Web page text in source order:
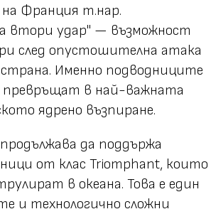
Франция т.нар.
втори удар" — възможност
след опустошителна атака
Именно подводниците
превръщат в най-важната
ядрено възпиране.
да поддържа
от клас Triomphant, които
в океана. Това е един
и технологично сложни